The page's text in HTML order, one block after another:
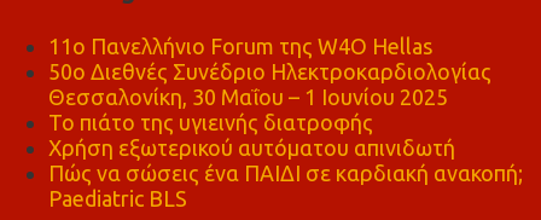
11ο Πανελλήνιο Forum της W4O Hellas
50ο Διεθνές Συνέδριο Ηλεκτροκαρδιολογίας
Θεσσαλονίκη, 30 Μαΐου – 1 Ιουνίου 2025
Το πιάτο της υγιεινής διατροφής
Χρήση εξωτερικού αυτόματου απινιδωτή
Πώς να σώσεις ένα ΠΑΙΔΙ σε καρδιακή ανακοπή;
Paediatric BLS